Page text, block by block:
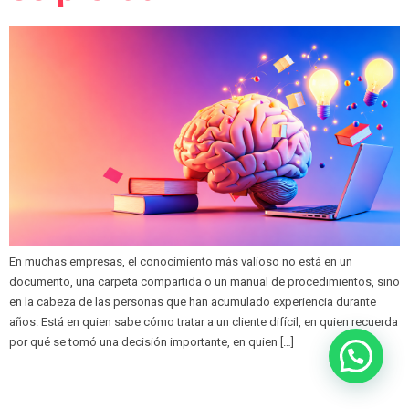
En muchas empresas, el conocimiento más valioso no está en un
documento, una carpeta compartida o un manual de procedimientos, sino
en la cabeza de las personas que han acumulado experiencia durante
años. Está en quien sabe cómo tratar a un cliente difícil, en quien recuerda
por qué se tomó una decisión importante, en quien […]